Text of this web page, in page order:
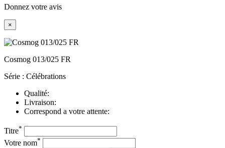
Donnez votre avis
×
Cosmog 013/025 FR
Série : Célébrations
Qualité:
Livraison:
Correspond a votre attente:
Titre*
Votre nom*